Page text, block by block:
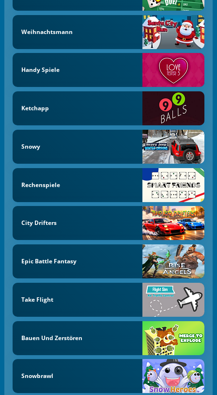
Weihnachtsmann
Handy Spiele
Ketchapp
Snowy
Rechenspiele
City Drifters
Epic Battle Fantasy
Take Flight
Bauen Und Zerstören
Snowbrawl